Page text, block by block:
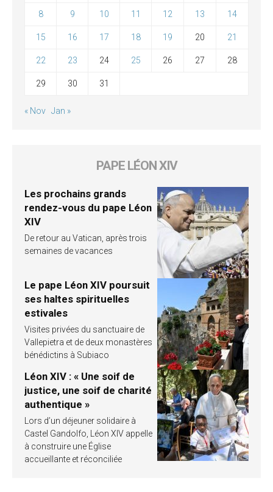
8 9 10 11 12 13 14
15 16 17 18 19 20 21
22 23 24 25 26 27 28
29 30 31
« Nov Jan »
PAPE LÉON XIV
Les prochains grands
rendez-vous du pape Léon
XIV
De retour au Vatican, après trois
semaines de vacances
Le pape Léon XIV poursuit
ses haltes spirituelles
estivales
Visites privées du sanctuaire de
Vallepietra et de deux monastères
bénédictins à Subiaco
Léon XIV : « Une soif de
justice, une soif de charité
authentique »
Lors d’un déjeuner solidaire à
Castel Gandolfo, Léon XIV appelle
à construire une Église
accueillante et réconciliée